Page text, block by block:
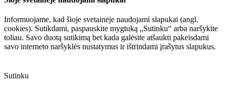
Informuojame, kad šioje svetainėje naudojami slapukai (angl.
cookies). Sutikdami, paspauskite mygtuką „Sutinku“ arba naršykite
toliau. Savo duotą sutikimą bet kada galėsite atšaukti pakeisdami
savo interneto naršyklės nustatymus ir ištrindami įrašytus slapukus.
Sutinku